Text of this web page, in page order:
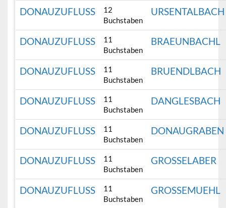
DONAUZUFLUSS
12
Buchstaben
URSENTALBACH
DONAUZUFLUSS
11
Buchstaben
BRAEUNBACHL
DONAUZUFLUSS
11
Buchstaben
BRUENDLBACH
DONAUZUFLUSS
11
Buchstaben
DANGLESBACH
DONAUZUFLUSS
11
Buchstaben
DONAUGRABEN
DONAUZUFLUSS
11
Buchstaben
GROSSELABER
DONAUZUFLUSS
11
Buchstaben
GROSSEMUEHL